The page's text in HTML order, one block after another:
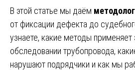
В этой статье мы даём
от фиксации дефекта до
узнаете, какие методы применяет
обследовании трубопровода,
нарушают подрядчики и как мы